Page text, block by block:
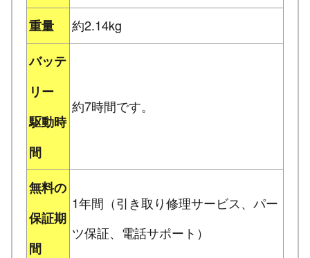
重量
約2.14kg
バッテ
リー
駆動時
間
約7時間です。
無料の
保証期
間
1年間（引き取り修理サービス、パー
ツ保証、電話サポート）